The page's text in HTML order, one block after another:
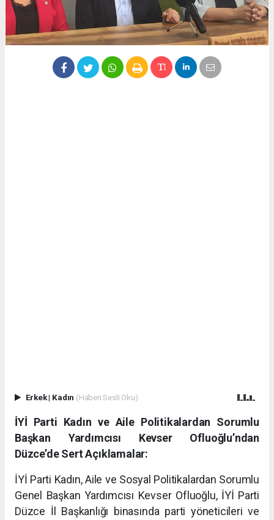
Erkek| Kadın (Haberi Sesli Oku)
İYİ Parti Kadın ve Aile Politikalardan Sorumlu
Başkan Yardımcısı Kevser Ofluoğlu’ndan
Düzce’de Sert Açıklamalar:
İYİ Parti Kadın, Aile ve Sosyal Politikalardan Sorumlu
Genel Başkan Yardımcısı Kevser Ofluoğlu, İYİ Parti
Düzce İl Başkanlığı binasında parti yöneticileri ve